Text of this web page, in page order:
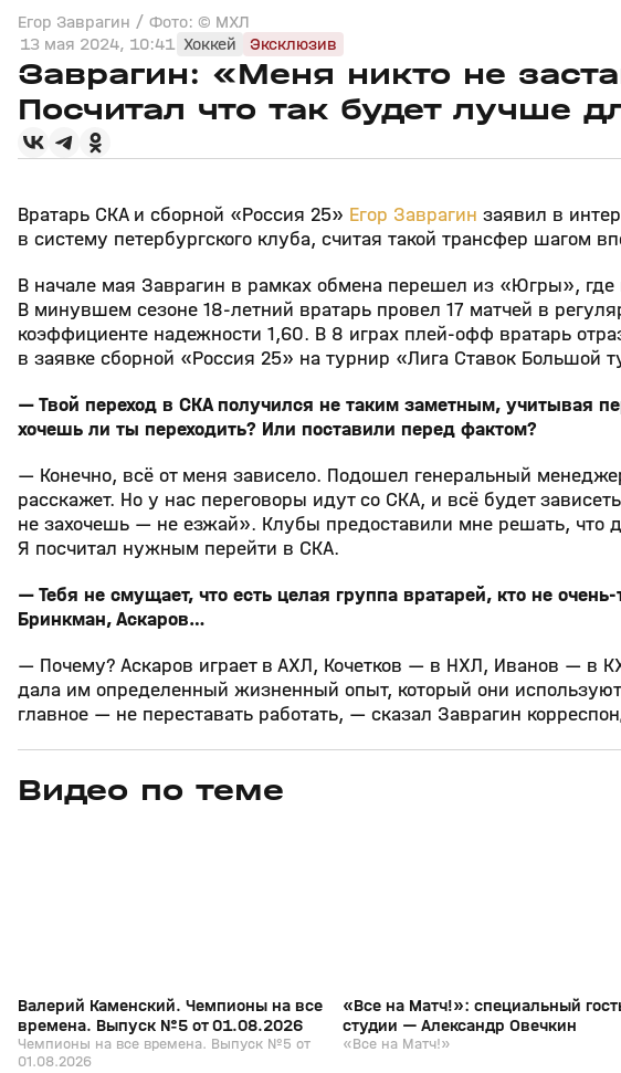
Егор Заврагин / Фото: © МХЛ
13 мая 2024, 10:41 Хоккей Эксклюзив
Заврагин: «Меня никто не
Посчитал что так будет лучше
Вратарь СКА и сборной «Россия 25» Егор Заврагин заявил в
в систему петербургского клуба, считая такой трансфер шагом
В начале мая Заврагин в рамках обмена перешел из «Югры»,
В минувшем сезоне 18‑летний вратарь провел 17 матчей в
коэффициенте надежности 1,60. В 8 играх плей‑офф вратарь
в заявке сборной «Россия 25» на турнир «Лига Ставок Большой
— Твой переход в СКА получился не таким заметным, учитывая
хочешь ли ты переходить? Или поставили перед фактом?
— Конечно, всё от меня зависело. Подошел генеральный
расскажет. Но у нас переговоры идут со СКА, и всё будет
не захочешь — не езжай». Клубы предоставили мне решать, что
Я посчитал нужным перейти в СКА.
— Тебя не смущает, что есть целая группа вратарей, кто не
Бринкман, Аскаров…
— Почему? Аскаров играет в АХЛ, Кочетков — в НХЛ, Иванов — в
дала им определенный жизненный опыт, который они
главное — не переставать работать, — сказал Заврагин
Видео по теме
01 авг, 10:11
Валерий Каменский. Чемпионы на все
времена. Выпуск №5 от 01.08.2026
Чемпионы на все времена. Выпуск №5 от
01.08.2026
«Все на Матч!»: специальный
студии — Александр Овечкин
«Все на Матч!»